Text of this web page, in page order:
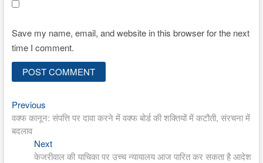
Save my name, email, and website in this browser for the next
time I comment.
Post
navigation
PreviousPrevious
post:
वक्फ कानून: संपत्ति पर दावा करने में वक्फ बोर्ड की शक्तियों में कटौती, संरचना में
बदलाव
NextNext
post:
केजरीवाल की याचिका पर उच्च न्यायालय आज पारित कर सकता है आदेश